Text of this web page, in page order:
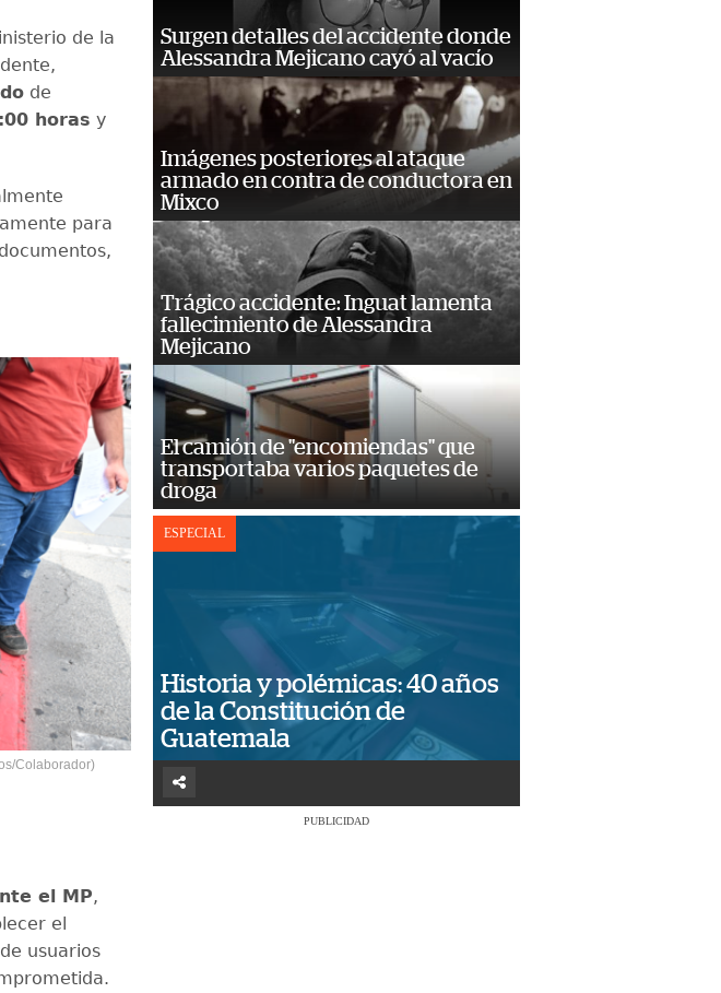
de la
de
horas y
para
Colaborador)
el MP,
el
usuarios
Surgen detalles del accidente donde
Alessandra Mejicano cayó al vacío
Imágenes posteriores al ataque
armado en contra de conductora en
Mixco
Trágico accidente: Inguat lamenta
fallecimiento de Alessandra
Mejicano
El camión de "encomiendas" que
transportaba varios paquetes de
droga
ESPECIAL
Historia y polémicas: 40 años
de la Constitución de
Guatemala
PUBLICIDAD